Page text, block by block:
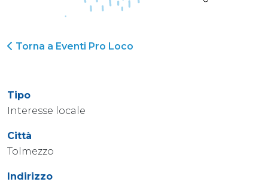
Torna a Eventi Pro Loco
Tipo
Interesse locale
Città
Tolmezzo
Indirizzo